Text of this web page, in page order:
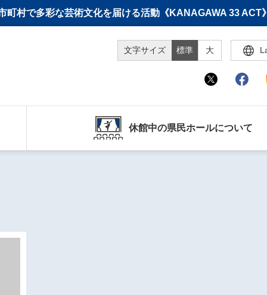
町村で多彩な芸術文化を届ける活動《KANAGAWA 33
文字サイズ 標準 大
休館中の県民ホールについて